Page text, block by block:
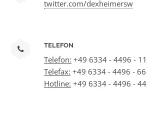
twitter.com/dexheimersw
TELEFON
Telefon: +49 6334 - 4496 - 11
Telefax: +49 6334 - 4496 - 66
Hotline: +49 6334 - 4496 - 44